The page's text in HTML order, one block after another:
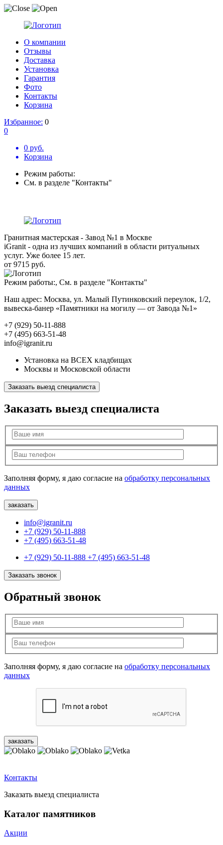
О компании
Отзывы
Доставка
Установка
Гарантия
Фото
Контакты
Корзина
Избранное: 0
0
0 руб.
Корзина
Режим работы:
См. в разделе "Контакты"
Гранитная мастерская - Завод №1 в Москве
iGranit - одна из лучших компаний в области ритуальных
услуг. Уже более 15 лет.
от 9715 руб.
Режим работы:, См. в разделе "Контакты"
Наш адрес: Москва, ул. Малый Путинковский переулок, 1/2,
вывеска-банер «Памятники на могилу — от Завода №1»
+7 (929) 50-11-888
+7 (495) 663-51-48
info@igranit.ru
Установка на ВСЕХ кладбищах
Москвы и Московской области
Заказать выезд специалиста
Заказать выезд специалиста
Заполняя форму, я даю согласие на обработку персональных
данных
info@igranit.ru
+7 (929) 50-11-888
+7 (495) 663-51-48
+7 (929) 50-11-888 +7 (495) 663-51-48
Заказать звонок
Обратный звонок
Заполняя форму, я даю согласие на обработку персональных
данных
Контакты
Заказать выезд специалиста
Каталог памятников
Акции